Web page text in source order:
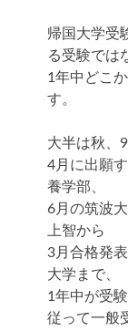
帰国大学受
る受験では
1年中どこ
す。
大半は秋、
4月に出願
養学部、
6月の筑波
上智から
3月合格発
大学まで、
1年中が受
従って一般